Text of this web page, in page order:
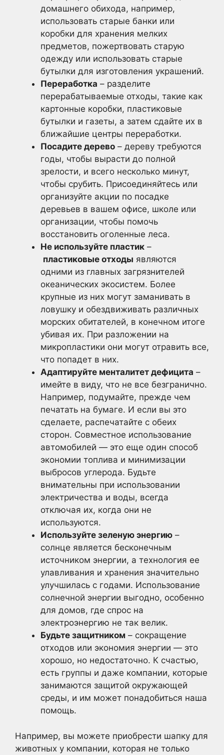
домашнего обихода, например,
использовать старые банки или
коробки для хранения мелких
предметов, пожертвовать старую
одежду или использовать старые
бутылки для изготовления украшений.
Переработка – разделите
перерабатываемые отходы, такие как
картонные коробки, пластиковые
бутылки и газеты, а затем сдайте их в
ближайшие центры переработки.
Посадите дерево – дереву требуются
годы, чтобы вырасти до полной
зрелости, и всего несколько минут,
чтобы срубить. Присоединяйтесь или
организуйте акции по посадке
деревьев в вашем офисе, школе или
организации, чтобы помочь
восстановить оголенные леса.
Не используйте пластик –
пластиковые отходы являются
одними из главных загрязнителей
океанических экосистем. Более
крупные из них могут заманивать в
ловушку и обездвиживать различных
морских обитателей, в конечном итоге
убивая их. При разложении на
микропластики они могут отравить все,
что попадет в них.
Адаптируйте менталитет дефицита –
имейте в виду, что не все безгранично.
Например, подумайте, прежде чем
печатать на бумаге. И если вы это
сделаете, распечатайте с обеих
сторон. Совместное использование
автомобилей — это еще один способ
экономии топлива и минимизации
выбросов углерода. Будьте
внимательны при использовании
электричества и воды, всегда
отключая их, когда они не
используются.
Используйте зеленую энергию –
солнце является бесконечным
источником энергии, а технология ее
улавливания и хранения значительно
улучшилась с годами. Использование
солнечной энергии выгодно, особенно
для домов, где спрос на
электроэнергию не так велик.
Будьте защитником – сокращение
отходов или экономия энергии — это
хорошо, но недостаточно. К счастью,
есть группы и даже компании, которые
занимаются защитой окружающей
среды, и им может понадобиться наша
помощь.
Например, вы можете приобрести шапку для
животных у компании, которая не только